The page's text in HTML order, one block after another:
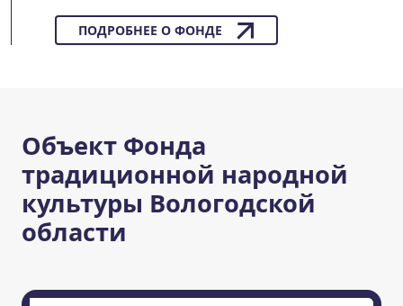
ПОДРОБНЕЕ О ФОНДЕ
Объект Фонда
традиционной народной
культуры Вологодской
области